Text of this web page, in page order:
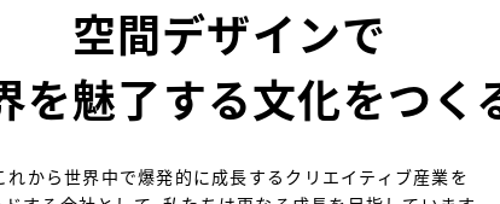
空間デザインで
を魅了する⽂化をつく
れから世界中で爆発的に成⻑するクリエイティブ産業を